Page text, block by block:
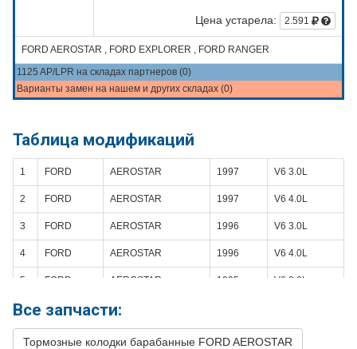
Цена устарела: 2.591
FORD AEROSTAR , FORD EXPLORER , FORD RANGER
1125 AP/LPR на складах партнеров (0)
Варианты замен на нашем и других складах (0)
Таблица модификаций
1 FORD AEROSTAR 1997 V6 3.0L
2 FORD AEROSTAR 1997 V6 4.0L
3 FORD AEROSTAR 1996 V6 3.0L
4 FORD AEROSTAR 1996 V6 4.0L
5 FORD AEROSTAR 1995 V6 3.0L
6 FORD AEROSTAR
Все запчасти:
Тормозные колодки барабанные FORD AEROSTAR